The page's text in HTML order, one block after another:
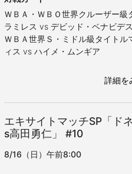
ＷＢＡ・ＷＢＯ世界クルーザー
ラミレス vs デビッド・ベナビデス
ＷＢＡ世界Ｓ・ミドル級タイト
ィス vs ハイメ・ムンギア
詳細を
エキサイトマッチSP「ド
s高田勇仁」
#10
8/16（日）午前8:00